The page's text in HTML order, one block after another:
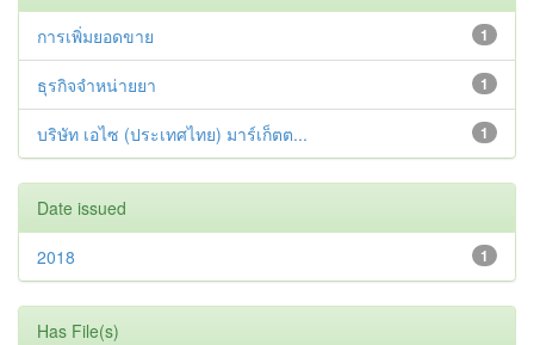
1
การเพิ่มยอดขาย
1
ธุรกิจจำหน่ายยา
1
บริษัท เอไซ (ประเทศไทย) มาร์เก็ตต...
Date issued
1
2018
Has File(s)